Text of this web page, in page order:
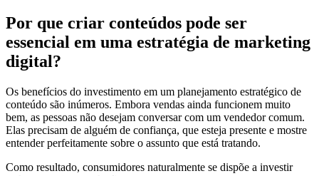
Por que criar conteúdos pode ser
essencial em uma estratégia de marketing
digital?
Os benefícios do investimento em um planejamento estratégico de
conteúdo são inúmeros. Embora vendas ainda funcionem muito
bem, as pessoas não desejam conversar com um vendedor comum.
Elas precisam de alguém de confiança, que esteja presente e mostre
entender perfeitamente sobre o assunto que está tratando.
Como resultado, consumidores naturalmente se dispõe a investir